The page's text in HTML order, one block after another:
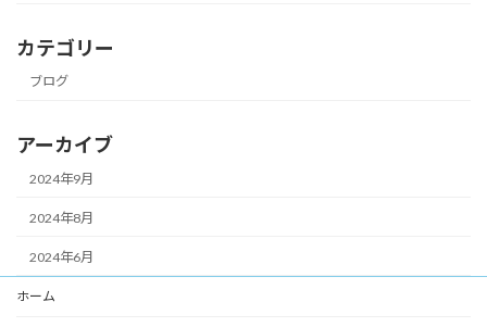
カテゴリー
ブログ
アーカイブ
2024年9月
2024年8月
2024年6月
ホーム